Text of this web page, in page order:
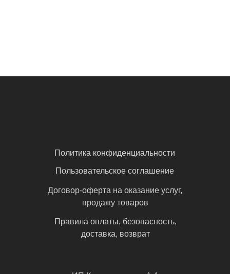
Политика конфиденциальности
Пользовательское соглашение
Договор-оферта на оказание услуг,
продажу товаров
Правила оплаты, безопасность,
доставка, возврат